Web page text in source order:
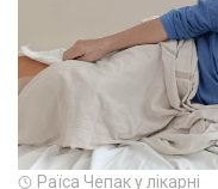
Раїса Чепак у лікарні